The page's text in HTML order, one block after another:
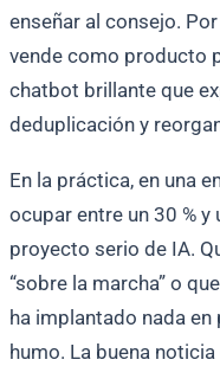
enseñar al consejo.
vende como producto
chatbot brillante que
deduplicación y
En la práctica, en una
ocupar entre un 30 %
proyecto serio de IA.
“sobre la marcha” o
ha implantado nada
humo. La buena